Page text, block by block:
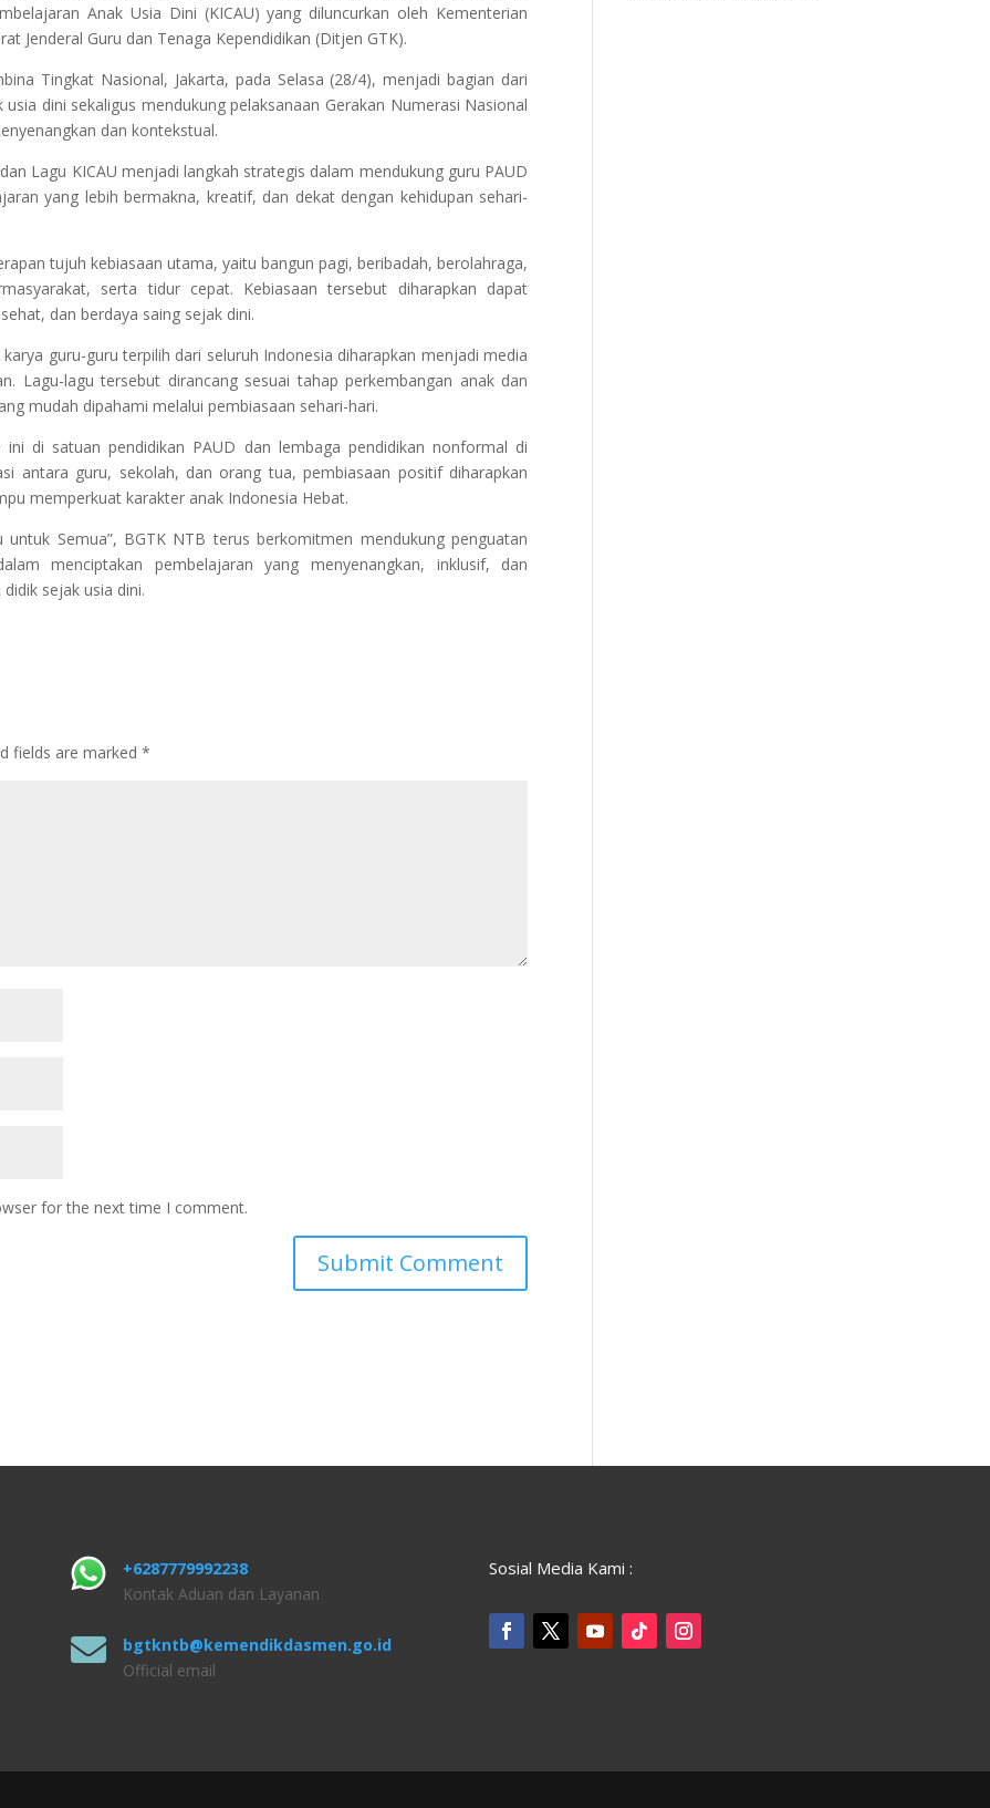
Anak Usia Dini (KICAU) yang diluncurkan oleh Kementerian
Jenderal Guru dan Tenaga Kependidikan (Ditjen GTK).
Tingkat Nasional, Jakarta, pada Selasa (28/4), menjadi bagian dari
dini sekaligus mendukung pelaksanaan Gerakan Numerasi Nasional
dan kontekstual.
Lagu KICAU menjadi langkah strategis dalam mendukung guru PAUD
yang lebih bermakna, kreatif, dan dekat dengan kehidupan sehari-
tujuh kebiasaan utama, yaitu bangun pagi, beribadah, berolahraga,
serta tidur cepat. Kebiasaan tersebut diharapkan dapat
dan berdaya saing sejak dini.
guru-guru terpilih dari seluruh Indonesia diharapkan menjadi media
Lagu-lagu tersebut dirancang sesuai tahap perkembangan anak dan
mudah dipahami melalui pembiasaan sehari-hari.
di satuan pendidikan PAUD dan lembaga pendidikan nonformal di
antara guru, sekolah, dan orang tua, pembiasaan positif diharapkan
memperkuat karakter anak Indonesia Hebat.
untuk Semua”, BGTK NTB terus berkomitmen mendukung penguatan
menciptakan pembelajaran yang menyenangkan, inklusif, dan
sejak usia dini.
fields are marked*
for the next time I comment.
+6287779992238
Kontak Aduan dan Layanan

bgtkntb@kemendikdasmen.go.id
Official email
Sosial Media Kami :